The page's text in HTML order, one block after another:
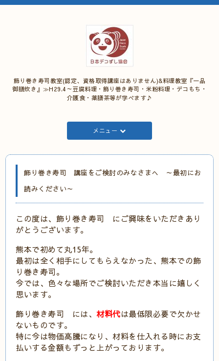
飾り巻き寿司教室(認定、資格取得講座はありません)&料理教室『一品
御膳炊き』≫H29.4～豆腐料理・飾り巻き寿司・米粉料理・デコもち・
介護食・薬膳茶等が学べます♪
メニュー
飾り巻き寿司 講座をご検討のみなさまへ ～最初にお
読みください～
この度は、飾り巻き寿司 にご興味をいただきあり
がとうございます。
熊本で初めて丸15年。
最初は全く相手にしてもらえなかった、熊本での飾
り巻き寿司。
今では、色々な場所でご検討いただき本当に嬉しく
思います。
飾り巻き寿司 には、材料代は最低限必要で欠かせ
ないものです。
特に今は物価高騰になり、材料を仕入れる時にお支
払いする金額もずっと上がっております。